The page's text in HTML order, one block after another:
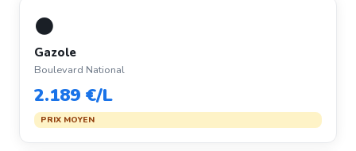
⚫
Gazole
Boulevard National
2.189 €/L
PRIX MOYEN